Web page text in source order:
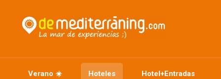
Verano ☀️ Hoteles Hotel+Entradas